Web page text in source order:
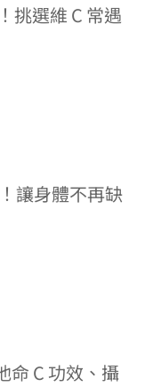
挑選維 C 常遇
讓身體不再缺
命 C 功效、攝